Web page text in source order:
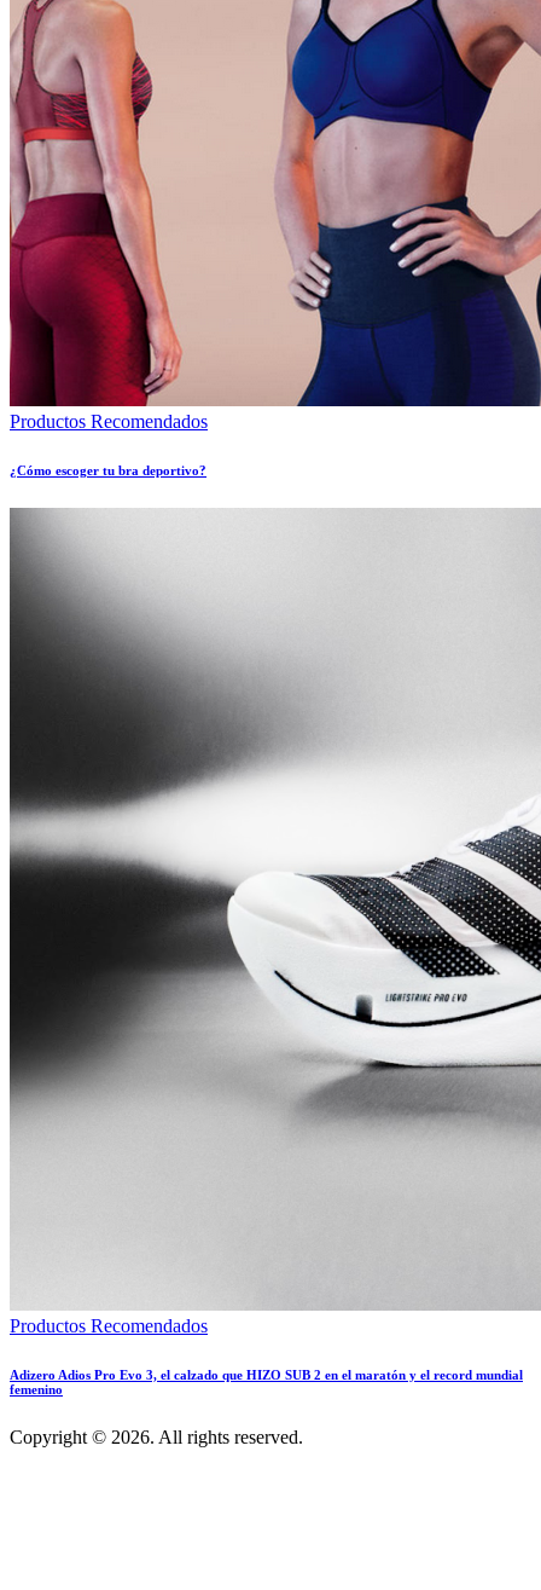
Productos Recomendados
¿Cómo escoger tu bra deportivo?
Productos Recomendados
Adizero Adios Pro Evo 3, el calzado que HIZO SUB 2 en el maratón y el record mundial
femenino
Copyright © 2026. All rights reserved.